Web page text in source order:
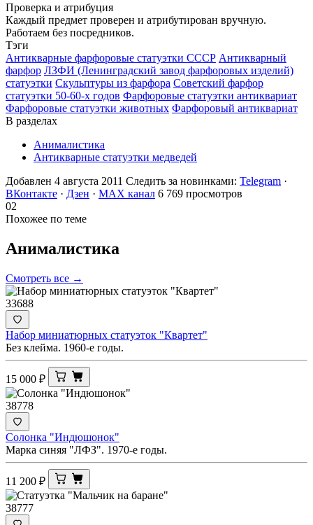
Проверка и атрибуция
Каждый предмет проверен и атрибутирован вручную.
Работаем без посредников.
Тэги
Антикварные фарфоровые статуэтки СССР Антикварный
фарфор ЛЗФИ (Ленинградский завод фарфоровых изделий)
статуэтки Скульптуры из фарфора Советский фарфор
статуэтки 50-60-х годов Фарфоровые статуэтки антиквариат
Фарфоровые статуэтки животных Фарфоровый антиквариат
В разделах
Анималистика
Антикварные статуэтки медведей
Добавлен 4 августа 2011 Следить за новинками: Telegram ·
ВКонтакте · Дзен · MAX канал 6 769 просмотров
02
Похожее по теме
Анималистика
Смотреть все →
33688
Набор миниатюрных статуэток "Квартет"
Без клейма. 1960-е годы.
15 000 ₽
38778
Солонка "Индюшонок"
Марка синяя "ЛФЗ". 1970-е годы.
11 200 ₽
38777